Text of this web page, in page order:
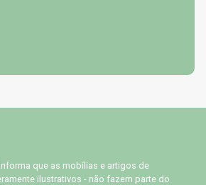
que as mobílias e artigos de
ilustrativos - não fazem parte do